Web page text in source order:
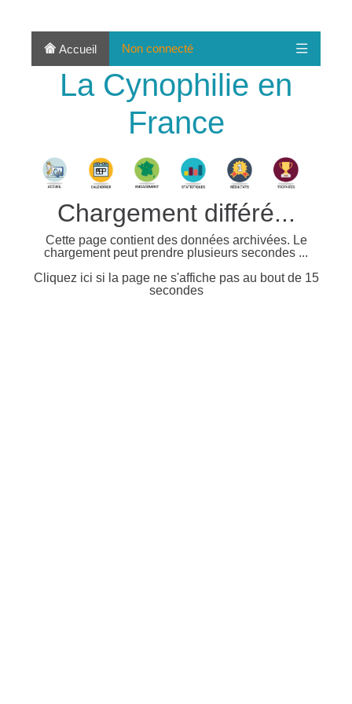
Accueil Non connecté
La Cynophilie en
France
Chargement différé...
Cette page contient des données archivées. Le
chargement peut prendre plusieurs secondes ...
Cliquez ici si la page ne s'affiche pas au bout de 15
secondes